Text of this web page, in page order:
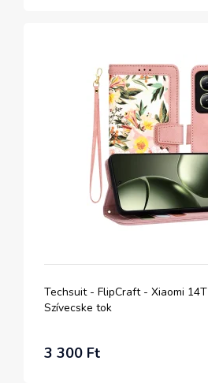
Techsuit - FlipCraft - Xiaomi
Szívecske tok
3 300 Ft